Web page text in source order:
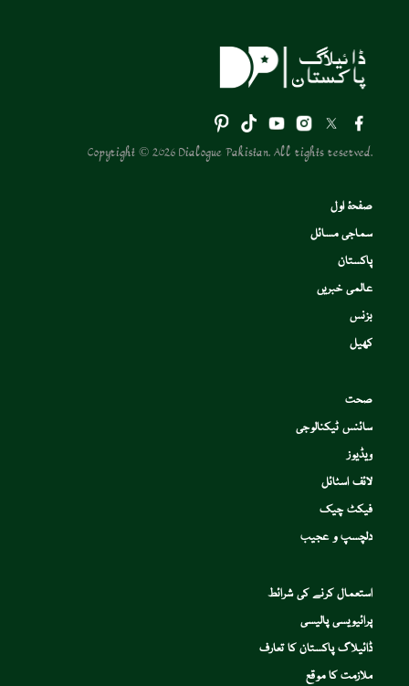
Copyright © 2026 Dialogue Pakistan. All rights reserved.
صفحۂ اول
سماجی مسائل
پاکستان
عالمی خبریں
بزنس
کھیل
صحت
سائنس ٹیکنالوجی
ویڈیوز
لائف اسٹائل
فیکٹ چیک
دلچسپ و عجیب
استعمال کرنے کی شرائط
پرائیویسی پالیسی
ڈائیلاگ پاکستان کا تعارف
ملازمت کا موقع